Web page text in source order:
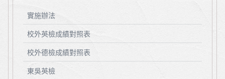
實施辦法
校外英檢成績對照表
校外德檢成績對照表
東吳英檢